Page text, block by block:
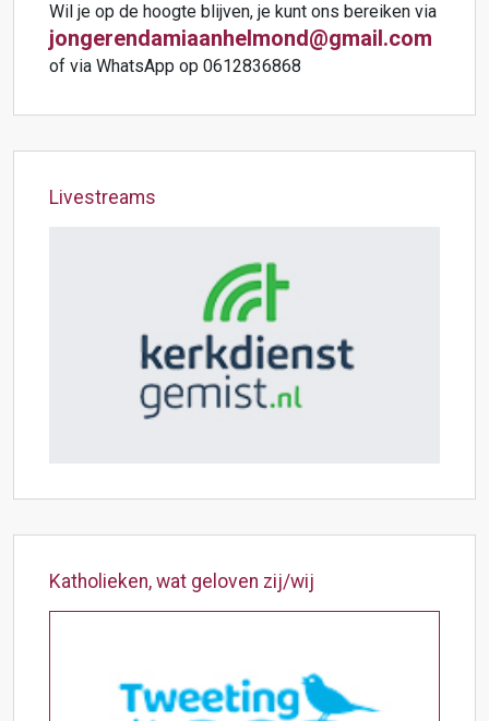
Wil je op de hoogte blijven, je kunt ons bereiken via
jongerendamiaanhelmond@gmail.com
of via WhatsApp op 0612836868
Livestreams
Katholieken, wat geloven zij/wij